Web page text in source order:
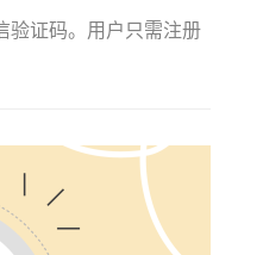
验证码。用户只需注册